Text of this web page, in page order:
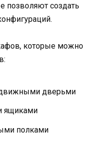
позволяют создать
которые можно
дверьми
ящиками
полками